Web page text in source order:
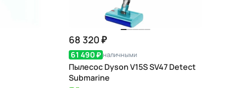
68 320 ₽
61 490 ₽ наличными
Пылесос Dyson V15S SV47 Detect
Submarine